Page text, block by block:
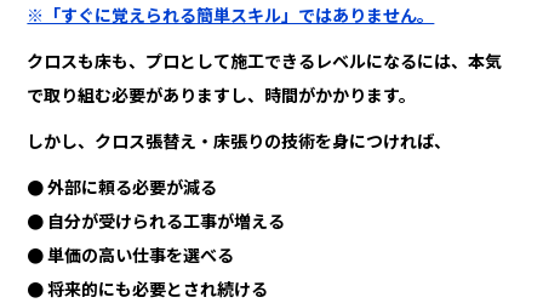
※「すぐに覚えられる簡単スキル」ではありません。
クロスも床も、プロとして施工できるレベルになるには、本気
で取り組む必要がありますし、時間がかかります。
しかし、クロス張替え・床張りの技術を身につければ、
● 外部に頼る必要が減る
● 自分が受けられる工事が増える
● 単価の高い仕事を選べる
● 将来的にも必要とされ続ける